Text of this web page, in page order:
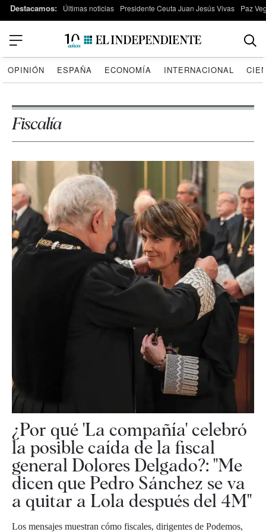
Destacamos: Últimas noticias Presidente Ceuta Juan Jesús Vivas Paz
OPINIÓN ESPAÑA ECONOMÍA INTERNACIONAL
Fiscalía
¿Por qué 'La compañía' celebró
la posible caída de la fiscal
general Dolores Delgado?: "Me
dicen que Pedro Sánchez se va
a quitar a Lola después del 4M"
Los mensajes muestran cómo fiscales, dirigentes de Podemos,